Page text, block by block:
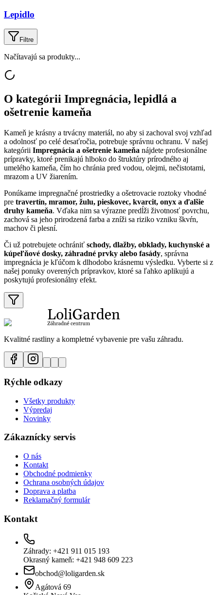
Lepidlo
Filtre
Načítavajú sa produkty...
O kategórii Impregnácia, lepidlá a
ošetrenie kameňa
Kameň je krásny a trvácny materiál, no aby si zachoval svoj vzhľad
a odolnosť po celé desaťročia, potrebuje správnu ochranu. V našej
kategórii Impregnácia a ošetrenie kameňa nájdete profesionálne
prípravky, ktoré prenikajú hlboko do štruktúry prírodného aj
umelého kameňa, čím ho chránia pred vodou, olejmi, nečistotami,
mrazom a UV žiarením.
Ponúkame impregnačné prostriedky a ošetrovacie roztoky vhodné
pre travertín, mramor, žulu, pieskovec, kvarcit, onyx a ďalšie
druhy kameňa. Vďaka nim sa výrazne predĺži životnosť povrchu,
zachová sa jeho prirodzená farba a zníži sa riziko vzniku škvŕn,
machov či plesní.
Či už potrebujete ochrániť schody, dlažby, obklady, kuchynské a
kúpeľňové dosky, záhradné prvky alebo fasády, správna
impregnácia je kľúčom k dlhodobo krásnemu výsledku. Vyberte si z
našej ponuky overených prípravkov, ktoré sa ľahko aplikujú a
poskytujú profesionálny efekt.
Kvalitné rastliny a kompletné vybavenie pre vašu záhradu.
Rýchle odkazy
Všetky produkty
Výpredaj
Novinky
Zákaznícky servis
O nás
Kontakt
Obchodné podmienky
Ochrana osobných údajov
Doprava a platba
Reklamačný formulár
Kontakt
Záhrady: +421 911 015 193
Okrasný kameň: +421 948 609 223
obchod@loligarden.sk
Agátová 69